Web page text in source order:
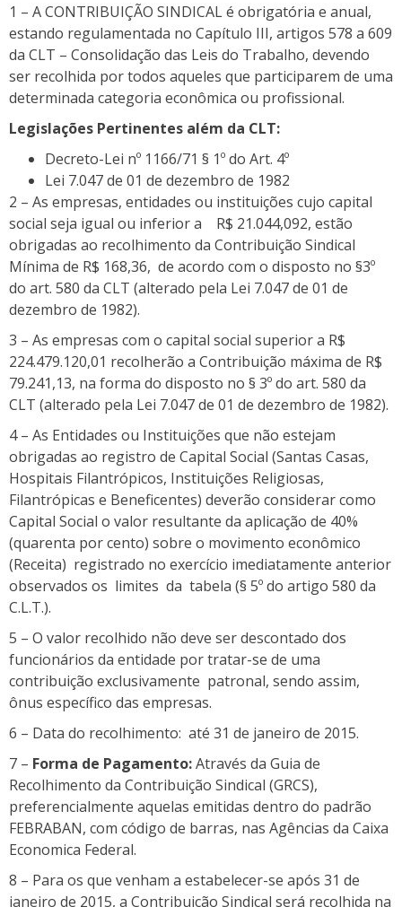
1 – A CONTRIBUIÇÃO SINDICAL é obrigatória e anual,
estando regulamentada no Capítulo III, artigos 578 a 609
da CLT – Consolidação das Leis do Trabalho, devendo
ser recolhida por todos aqueles que participarem de uma
determinada categoria econômica ou profissional.
Legislações Pertinentes além da CLT:
Decreto-Lei nº 1166/71 § 1º do Art. 4º
Lei 7.047 de 01 de dezembro de 1982
2 – As empresas, entidades ou instituições cujo capital
social seja igual ou inferior a R$ 21.044,092, estão
obrigadas ao recolhimento da Contribuição Sindical
Mínima de R$ 168,36, de acordo com o disposto no §3º
do art. 580 da CLT (alterado pela Lei 7.047 de 01 de
dezembro de 1982).
3 – As empresas com o capital social superior a R$
224.479.120,01 recolherão a Contribuição máxima de R$
79.241,13, na forma do disposto no § 3º do art. 580 da
CLT (alterado pela Lei 7.047 de 01 de dezembro de 1982).
4 – As Entidades ou Instituições que não estejam
obrigadas ao registro de Capital Social (Santas Casas,
Hospitais Filantrópicos, Instituições Religiosas,
Filantrópicas e Beneficentes) deverão considerar como
Capital Social o valor resultante da aplicação de 40%
(quarenta por cento) sobre o movimento econômico
(Receita) registrado no exercício imediatamente anterior
observados os limites da tabela (§ 5º do artigo 580 da
C.L.T.).
5 – O valor recolhido não deve ser descontado dos
funcionários da entidade por tratar-se de uma
contribuição exclusivamente patronal, sendo assim,
ônus específico das empresas.
6 – Data do recolhimento: até 31 de janeiro de 2015.
7 – Forma de Pagamento:Através da Guia de
Recolhimento da Contribuição Sindical (GRCS),
preferencialmente aquelas emitidas dentro do padrão
FEBRABAN, com código de barras, nas Agências da Caixa
Economica Federal.
8 – Para os que venham a estabelecer-se após 31 de
janeiro de 2015, a Contribuição Sindical será recolhida na